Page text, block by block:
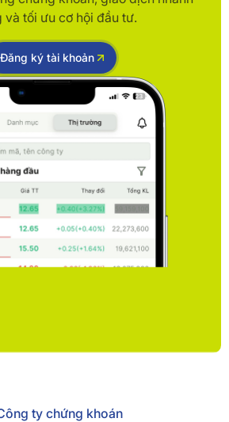
và tối ưu cơ hội đầu tư.
Đăng ký tài khoản
ty chứng khoán